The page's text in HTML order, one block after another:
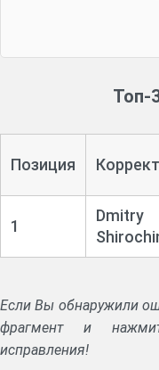
Топ-
Позиция
1
Dmitry
Если Вы обнаружили
фрагмент и
исправления!